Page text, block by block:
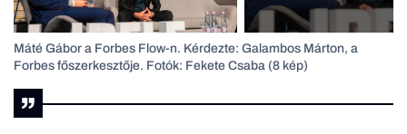
Máté Gábor a Forbes Flow-n. Kérdezte: Galambos Márton, a
Forbes főszerkesztője. Fotók: Fekete Csaba (8 kép)